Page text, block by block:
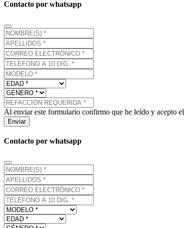
Contacto por whatsapp
Al enviar este formulario confirmo que he leído y acepto el
Enviar
Contacto por whatsapp